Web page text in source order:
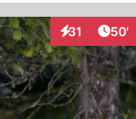
31
Interaktionen
50'